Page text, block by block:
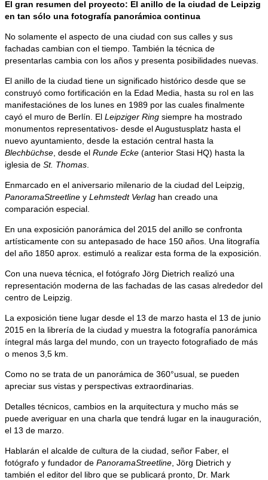
El gran resumen del proyecto: El anillo de la ciudad de Leipzig
en tan sólo una fotografía panorámica continua
No solamente el aspecto de una ciudad con sus calles y sus
fachadas cambian con el tiempo. También la técnica de
presentarlas cambia con los años y presenta posibilidades nuevas.
El anillo de la ciudad tiene un significado histórico desde que se
construyó como fortificación en la Edad Media, hasta su rol en las
manifestaciónes de los lunes en 1989 por las cuales finalmente
cayó el muro de Berlín. El Leipziger Ring siempre ha mostrado
monumentos representativos- desde el Augustusplatz hasta el
nuevo ayuntamiento, desde la estación central hasta la
Blechbüchse , desde el Runde Ecke (anterior Stasi HQ) hasta la
iglesia de St. Thomas
Enmarcado en el aniversario milenario de la ciudad del Leipzig,
PanoramaStreetline y Lehmstedt Verlag han creado una
comparación especial.
En una exposición panorámica del 2015 del anillo se confronta
artísticamente con su antepasado de hace 150 años. Una litografía
del año 1850 aprox. estimuló a realizar esta forma de la exposición.
Con una nueva técnica, el fotógrafo Jörg Dietrich realizó una
representación moderna de las fachadas de las casas alrededor del
centro de Leipzig.
La exposición tiene lugar desde el 13 de marzo hasta el 13 de junio
2015 en la librería de la ciudad y muestra la fotografía panorámica
íntegral más larga del mundo, con un trayecto fotografiado de más
o menos 3,5 km.
Como no se trata de un panorámica de 360°usual, se pueden
apreciar sus vistas y perspectivas extraordinarias.
Detalles técnicos, cambios en la arquitectura y mucho más se
puede averiguar en una charla que tendrá lugar en la inauguración,
el 13 de marzo.
Hablarán el alcalde de cultura de la ciudad, señor Faber, el
fotógrafo y fundador de PanoramaStreetline , Jörg Dietrich y
también el editor del libro que se publicará pronto, Dr. Mark